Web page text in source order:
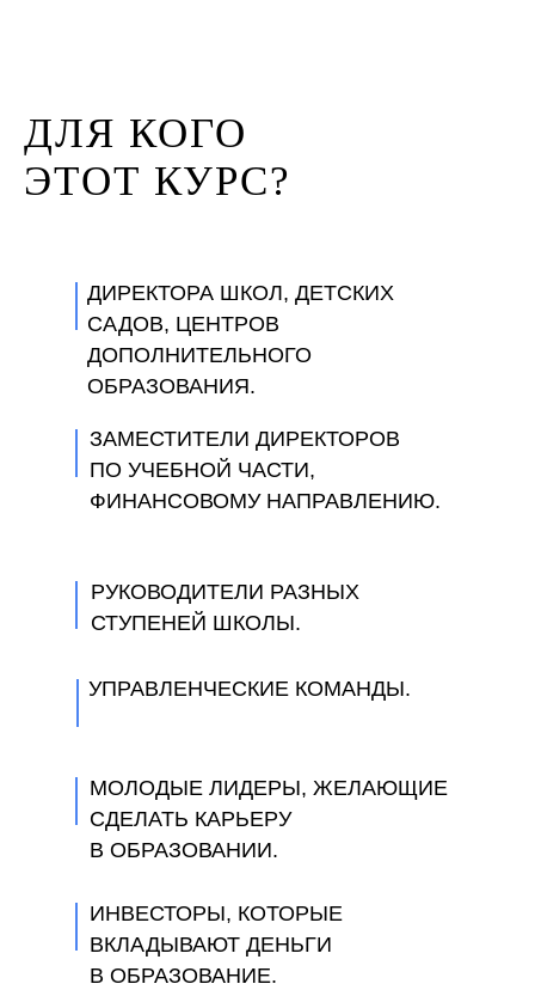
ДЛЯ КОГО
ЭТОТ КУРС?
ДИРЕКТОРА ШКОЛ, ДЕТСКИХ
САДОВ, ЦЕНТРОВ
ДОПОЛНИТЕЛЬНОГО
ОБРАЗОВАНИЯ.
ЗАМЕСТИТЕЛИ ДИРЕКТОРОВ
ПО УЧЕБНОЙ ЧАСТИ,
ФИНАНСОВОМУ НАПРАВЛЕНИЮ.
РУКОВОДИТЕЛИ РАЗНЫХ
СТУПЕНЕЙ ШКОЛЫ.
УПРАВЛЕНЧЕСКИЕ КОМАНДЫ.
ИНВЕСТОРЫ, КОТОРЫЕ
ВКЛАДЫВАЮТ ДЕНЬГИ
В ОБРАЗОВАНИЕ.
МОЛОДЫЕ ЛИДЕРЫ, ЖЕЛАЮЩИЕ
СДЕЛАТЬ КАРЬЕРУ
В ОБРАЗОВАНИИ.